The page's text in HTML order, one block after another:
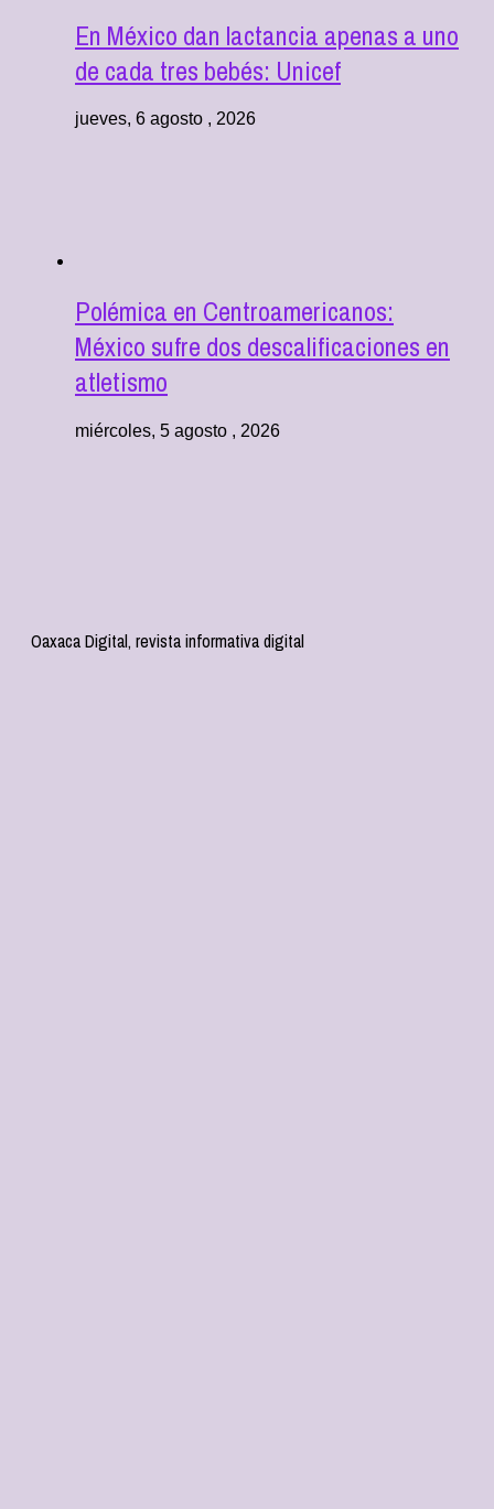
En México dan lactancia apenas a uno
de cada tres bebés: Unicef
jueves, 6 agosto , 2026
Polémica en Centroamericanos:
México sufre dos descalificaciones en
atletismo
miércoles, 5 agosto , 2026
Oaxaca Digital, revista informativa digital